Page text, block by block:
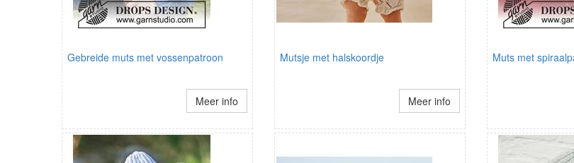
Gebreide muts met vossenpatroon
Meer info
Mutsje met halskoordje
Meer info
Muts met